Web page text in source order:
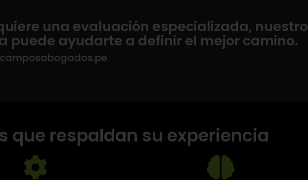
una evaluación especializada, nuestro
puede ayudarte a definir el mejor camino.
que respaldan su experiencia